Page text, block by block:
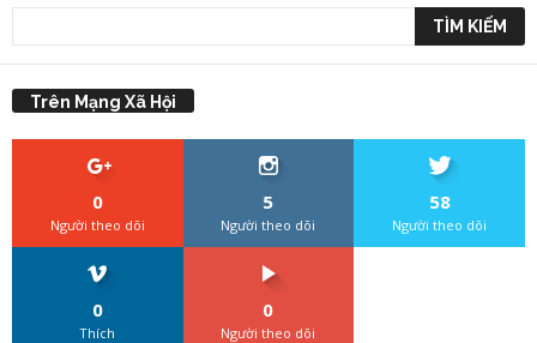
Trên Mạng Xã Hội
0
Người theo dõi
5
Người theo dõi
58
Người theo dõi
0
Thích
0
Người theo dõi